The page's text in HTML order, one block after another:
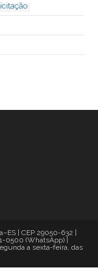
| CEP 29050-632 |
0500 (WhatsApp) |
a sexta-feira, das